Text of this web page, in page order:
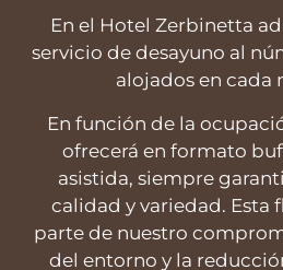
En el Hotel Zerbinetta
servicio de desayuno al
alojados en cada
En función de la
ofrecerá en formato
asistida, siempre
calidad y variedad. Esta
parte de nuestro
del entorno y la